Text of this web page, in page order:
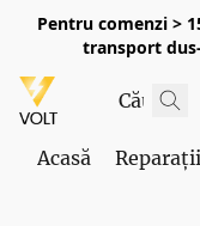
Pentru comenzi >
transport
Acasă